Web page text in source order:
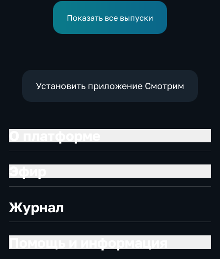
физкультурников с
профессиональнымПоказать все выпуски
Установить приложение Смотрим
Журнал